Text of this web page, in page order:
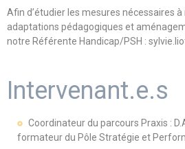
Afin d’étudier les mesures nécessaires
adaptations pédagogiques et
notre Référente Handicap/PSH :
Intervenant.e.s
Coordinateur du parcours Praxis :
formateur du Pôle Stratégie et